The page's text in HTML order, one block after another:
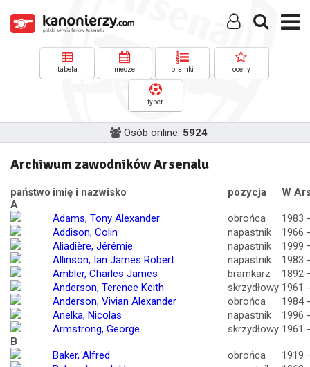
tabela mecze bramki oceny
typer
Osób online: 5924
Archiwum zawodników Arsenalu
państwo imię i nazwisko pozycja
W
A
Adams, Tony Alexander
obrońca
1983
Addison, Colin
napastnik
1966
Aliadière, Jérémie
napastnik
1999
Allinson, Ian James Robert
napastnik
1983
Ambler, Charles James
bramkarz
1892
Anderson, Terence Keith
skrzydłowy 1961
Anderson, Vivian Alexander
obrońca
1984
Anelka, Nicolas
napastnik
1996
Armstrong, George
skrzydłowy 1961
B
Baker, Alfred
obrońca
1919